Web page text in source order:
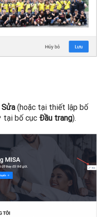
Sửa (hoặc tại thiết lập bố
tại bố cục Đầu trang).